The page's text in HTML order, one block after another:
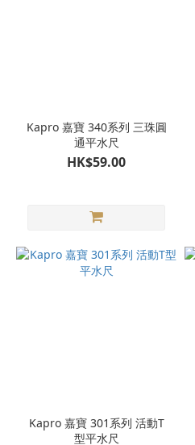
Kapro 嘉寶 340系列 三珠圓
通平水尺
HK$59.00
Kapro 嘉寶 301系列 活動T
型平水尺